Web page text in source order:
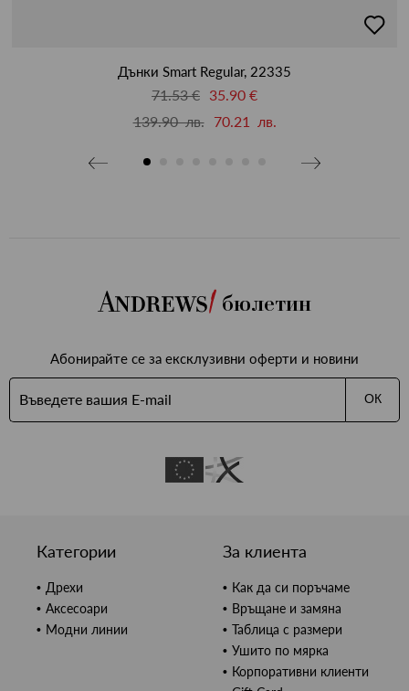
в
Дънки Smart Regular, 22335
71.53 € 35.90 €
139.90 лв.
70.21 лв.
бюлетин
Абонирайте се за ексклузивни оферти и новини
ОК
Категории
Дрехи
Аксесоари
Модни линии
За клиента
Как да си поръчаме
Връщане и замяна
Таблица с размери
Ушито по мярка
Корпоративни клиенти